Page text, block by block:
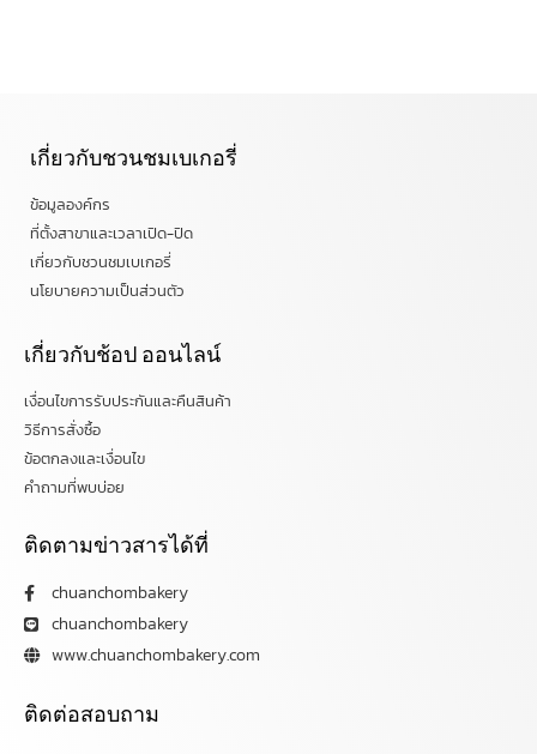
เกี่ยวกับชวนชมเบเกอรี่
ข้อมูลองค์กร
ที่ตั้งสาขาและเวลาเปิด-ปิด
เกี่ยวกับชวนชมเบเกอรี่
นโยบายความเป็นส่วนตัว
เกี่ยวกับช้อป ออนไลน์
เงื่อนไขการรับประกันและคืนสินค้า
วิธีการสั่งซื้อ
ข้อตกลงและเงื่อนไข
คำถามที่พบบ่อย
ติดตามข่าวสารได้ที่
chuanchombakery
chuanchombakery
www.chuanchombakery.com
ติดต่อสอบถาม